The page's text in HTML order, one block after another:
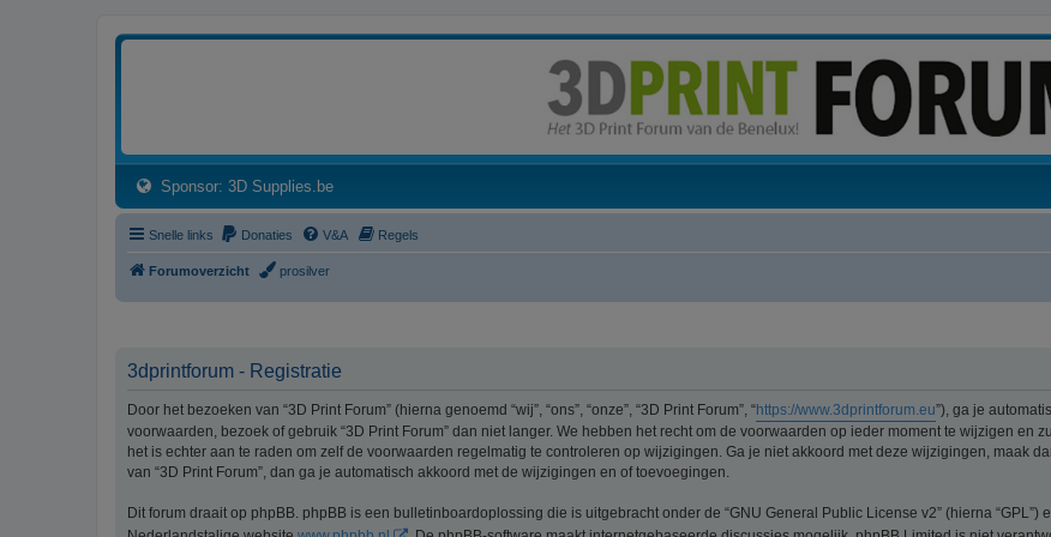
Sponsor: 3D Supplies.be(Opens a new tab)
Snelle links Donaties V&A Regels
Forumoverzicht prosilver
3dprintforum - Registratie
Door het bezoeken van “3D Print Forum” (hierna genoemd “wij”, “ons”, “onze”, “3D Print Forum”, “https://www.3dprintforum.eu”), ga je
voorwaarden, bezoek of gebruik “3D Print Forum” dan niet langer. We hebben het recht om de voorwaarden op ieder moment te wijzigen en
het is echter aan te raden om zelf de voorwaarden regelmatig te controleren op wijzigingen. Ga je niet akkoord met deze wijzigingen, maak
van “3D Print Forum”, dan ga je automatisch akkoord met de wijzigingen en of toevoegingen.
Dit forum draait op phpBB. phpBB is een bulletinboardoplossing die is uitgebracht onder de “GNU General Public License v2” (hierna “GPL”)